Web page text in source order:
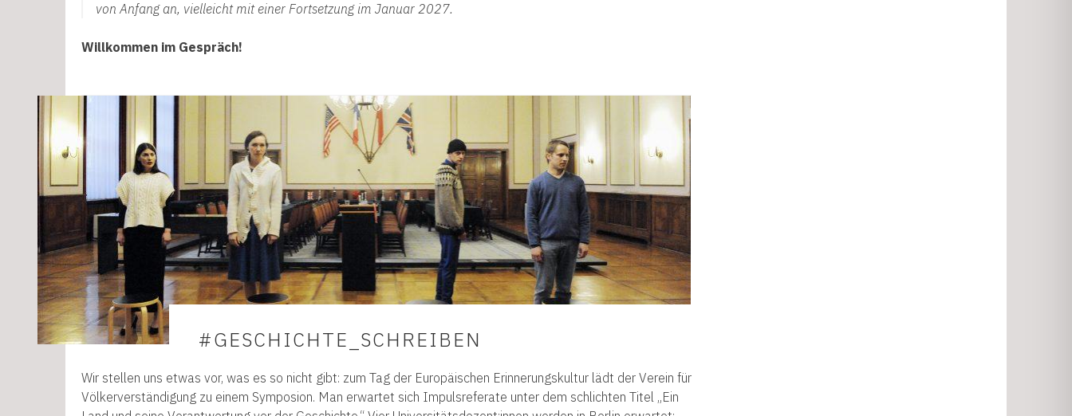
von Anfang an, vielleicht mit einer Fortsetzung im Januar 2027.
Willkommen im Gespräch!
#GESCHICHTE_SCHREIBEN
Wir stellen uns etwas vor, was es so nicht gibt: zum Tag der Europäischen Erinnerungskultur lädt der Verein für
Völkerverständigung zu einem Symposion. Man erwartet sich Impulsreferate unter dem schlichten Titel „Ein